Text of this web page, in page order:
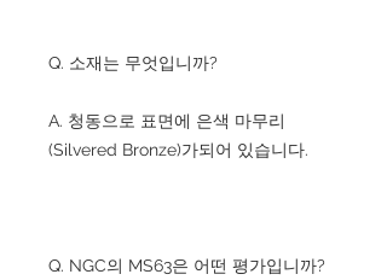
Q. 소재는 무엇입니까?
A. 청동으로 표면에 은색 마무리
(Silvered Bronze)가되어 있습니다.
Q. NGC의 MS63은 어떤 평가입니까?